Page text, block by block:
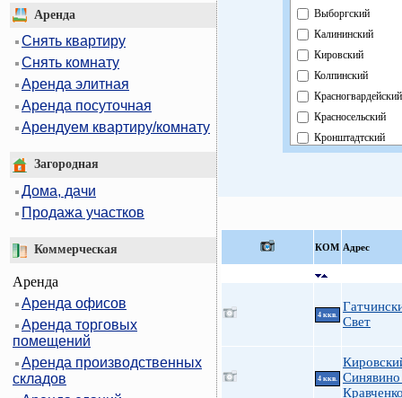
Аренда
Снять квартиру
Снять комнату
Аренда элитная
Аренда посуточная
Арендуем квартиру/комнату
Загородная
Дома, дачи
Продажа участков
Коммерческая
Аренда
Аренда офисов
Аренда торговых
помещений
Аренда производственных
складов
Выборгский
Калининский
Кировский
Колпинский
Красногвардейский
Красносельский
Кронштадтский
Павловский
Петроградский
Приморский
Пушкинский
Центральный
КOМ Адрес
4 ккв.
Свет
4 ккв.